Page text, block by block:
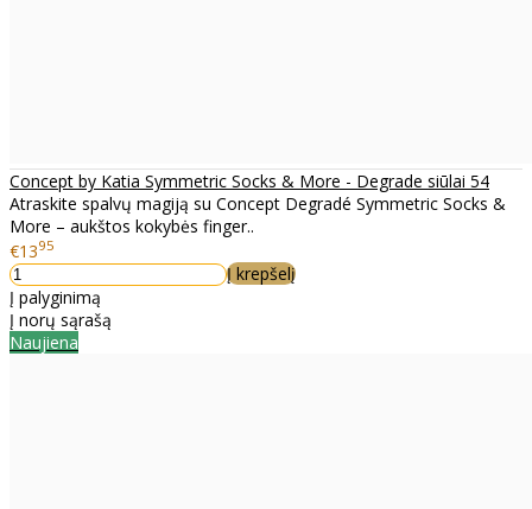
Concept by Katia Symmetric Socks & More - Degrade siūlai 54
Atraskite spalvų magiją su Concept Degradé Symmetric Socks &
More – aukštos kokybės finger..
€1395
Į krepšelį
Į palyginimą
Į norų sąrašą
Naujiena